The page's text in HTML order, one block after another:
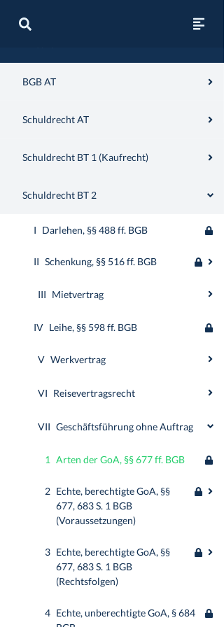
BGB AT
Schuldrecht AT
Schuldrecht BT 1 (Kaufrecht)
Schuldrecht BT 2
I Darlehen, §§ 488 ff. BGB
II Schenkung, §§ 516 ff. BGB
III Mietvertrag
IV Leihe, §§ 598 ff. BGB
V Werkvertrag
VI Reisevertragsrecht
VII Geschäftsführung ohne Auftrag
1 Arten der GoA, §§ 677 ff. BGB
2 Echte, berechtigte GoA, §§
677, 683 S. 1 BGB
(Voraussetzungen)
3 Echte, berechtigte GoA, §§
677, 683 S. 1 BGB
(Rechtsfolgen)
4 Echte, unberechtigte GoA, § 684